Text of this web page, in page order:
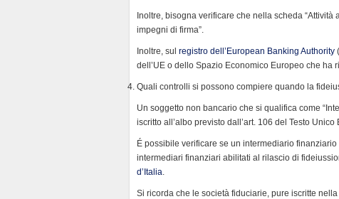
Inoltre, bisogna verificare che nella scheda
impegni di firma”.
Inoltre, sul registro dell’European Banking Authority
dell’UE o dello Spazio Economico Europeo che ha
Quali controlli si possono compiere quando la
Un soggetto non bancario che si qualifica come
iscritto all’albo previsto dall’art. 106 del Testo
É possibile verificare se un intermediario
intermediari finanziari abilitati al rilascio di
d’Italia
Si ricorda che le società fiduciarie, pure iscritte